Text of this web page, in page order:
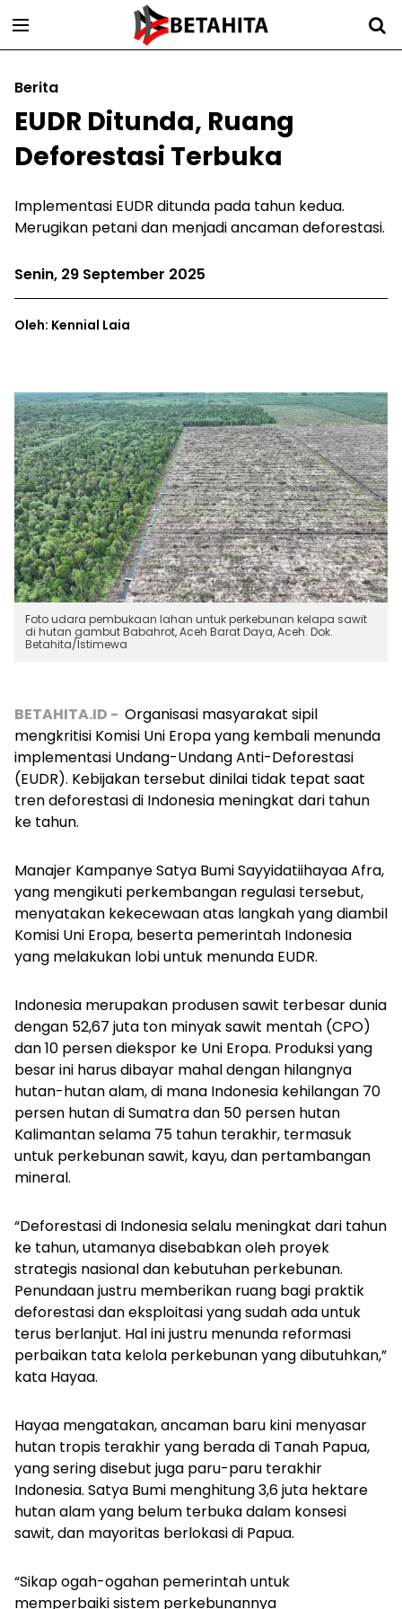
Berita
EUDR Ditunda, Ruang
Deforestasi Terbuka
Implementasi EUDR ditunda pada tahun kedua.
Merugikan petani dan menjadi ancaman deforestasi.
Senin, 29 September 2025
Oleh: Kennial Laia
Foto udara pembukaan lahan untuk perkebunan kelapa sawit
di hutan gambut Babahrot, Aceh Barat Daya, Aceh. Dok.
Betahita/Istimewa
BETAHITA.ID - Organisasi masyarakat sipil
mengkritisi Komisi Uni Eropa yang kembali menunda
implementasi Undang-Undang Anti-Deforestasi
(EUDR). Kebijakan tersebut dinilai tidak tepat saat
tren deforestasi di Indonesia meningkat dari tahun
ke tahun.
Manajer Kampanye Satya Bumi Sayyidatiihayaa Afra,
yang mengikuti perkembangan regulasi tersebut,
menyatakan kekecewaan atas langkah yang diambil
Komisi Uni Eropa, beserta pemerintah Indonesia
yang melakukan lobi untuk menunda EUDR.
Indonesia merupakan produsen sawit terbesar dunia
dengan 52,67 juta ton minyak sawit mentah (CPO)
dan 10 persen diekspor ke Uni Eropa. Produksi yang
besar ini harus dibayar mahal dengan hilangnya
hutan-hutan alam, di mana Indonesia kehilangan 70
persen hutan di Sumatra dan 50 persen hutan
Kalimantan selama 75 tahun terakhir, termasuk
untuk perkebunan sawit, kayu, dan pertambangan
mineral.
“Deforestasi di Indonesia selalu meningkat dari tahun
ke tahun, utamanya disebabkan oleh proyek
strategis nasional dan kebutuhan perkebunan.
Penundaan justru memberikan ruang bagi praktik
deforestasi dan eksploitasi yang sudah ada untuk
terus berlanjut. Hal ini justru menunda reformasi
perbaikan tata kelola perkebunan yang dibutuhkan,”
kata Hayaa.
Hayaa mengatakan, ancaman baru kini menyasar
hutan tropis terakhir yang berada di Tanah Papua,
yang sering disebut juga paru-paru terakhir
Indonesia. Satya Bumi menghitung 3,6 juta hektare
hutan alam yang belum terbuka dalam konsesi
sawit, dan mayoritas berlokasi di Papua.
“Sikap ogah-ogahan pemerintah untuk
memperbaiki sistem perkebunannya